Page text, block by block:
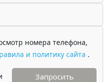
номера телефона,
и политику сайта .
Запросить